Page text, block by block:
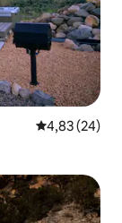
Gemiddelde
4,83 (24)